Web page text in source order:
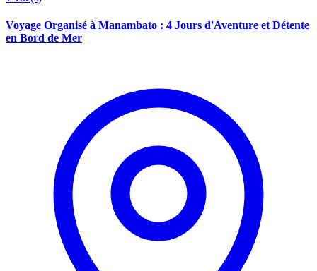
Voyage Organisé à Manambato : 4 Jours d'Aventure et Détente
en Bord de Mer